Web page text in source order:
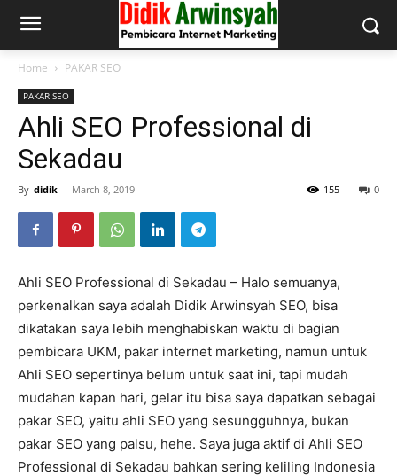
Home PAKAR SEO
PAKAR SEO
Ahli SEO Professional di
Sekadau
By didik - March 8, 2019 0
155
Ahli SEO Professional di Sekadau – Halo semuanya,
perkenalkan saya adalah Didik Arwinsyah SEO, bisa
dikatakan saya lebih menghabiskan waktu di bagian
pembicara UKM, pakar internet marketing, namun untuk
Ahli SEO sepertinya belum untuk saat ini, tapi mudah
mudahan kapan hari, gelar itu bisa saya dapatkan sebagai
pakar SEO, yaitu ahli SEO yang sesungguhnya, bukan
pakar SEO yang palsu, hehe. Saya juga aktif di Ahli SEO
Professional di Sekadau bahkan sering keliling Indonesia